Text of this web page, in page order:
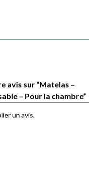
avis sur “Matelas –
– Pour la chambre”
un avis.